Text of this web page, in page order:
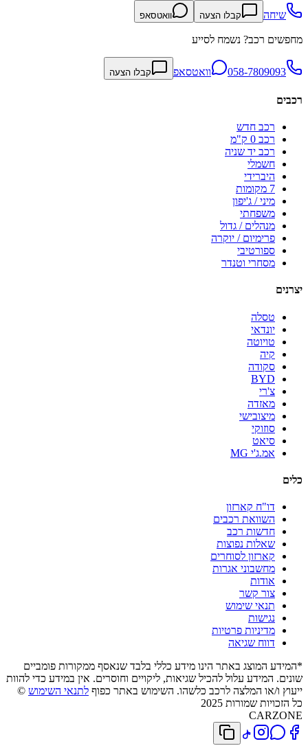
שיחה קבלו הצעה וואטסאפ
מחפשים רכב? נשמח לסייע
058-7809093 וואטסאפ קבלו הצעה
רכבים
רכב חדש
רכב 0 ק"מ
רכב יד שניה
חשמלי
היברידי
7 מקומות
מיני / ג'יפון
משפחתי
מנהלים / גדול
פרימיום / יוקרה
ספורטיבי
מסחרי וטנדר
יצרנים
טסלה
יונדאי
טויוטה
קיה
סקודה
BYD
צ'רי
מאזדה
מיצובישי
סוזוקי
סיאט
אמ.ג'י MG
כלים
דו"ח קארזון
השוואת רכבים
חדשות רכב
שאלות נפוצות
קארזון לסוחרים
מחשבוני אגרות
אודות
צור קשר
תנאי שימוש
נגישות
מדיניות פרטיות
דווח שגיאה
*המידע המוצג באתר הינו מידע כללי בלבד שנאסף ממקורות פומביים
שונים. המידע עלול להכיל שגיאות, ליקויים וחוסרים. אין במידע כדי להוות
ייעוץ ו/או המלצה לרכב כלשהו. השימוש באתר כפוף לתנאי השימוש ©
כל הזכויות שמורות 2025
CARZONE